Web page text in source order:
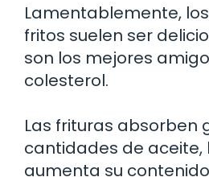
Lamentablemente,
fritos suelen ser
son los mejores
colesterol.
Las frituras absorben
cantidades de aceite,
aumenta su